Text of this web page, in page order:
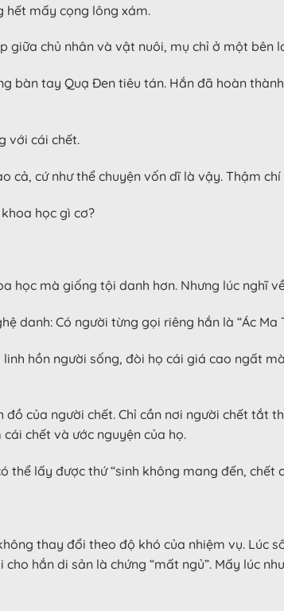
hết mấy cọng lông xám.
chủ nhân và vật nuôi, mụ chỉ ở một bên
bàn tay Quạ Đen tiêu tán. Hắn đã hoàn
với cái chết.
cả, cứ như thể chuyện vốn dĩ là vậy. Thậm
học gì cơ?
học mà giống tội danh hơn. Nhưng lúc nghĩ
danh: Có người từng gọi riêng hắn là “Ác Ma
hồn người sống, đòi họ cái giá cao ngất
đồ của người chết. Chỉ cần nơi người chết
chết và ước nguyện của họ.
thể lấy được thứ “sinh không mang đến, chết
thay đổi theo độ khó của nhiệm vụ. Lúc
hắn di sản là chứng “mất ngủ”. Mấy lúc